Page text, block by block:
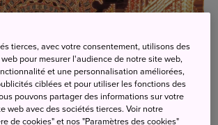
tierces, avec votre consentement, utilisons des
pour mesurer l'audience de notre site web,
et une personnalisation améliorées,
ciblées et pour utiliser les fonctions des
pouvons partager des informations sur votre
web avec des sociétés tierces. Voir notre
de cookies" et nos "Paramètres des cookies"